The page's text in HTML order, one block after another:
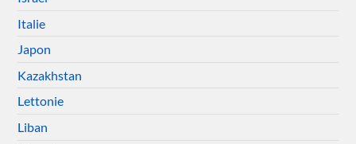
Italie
Japon
Kazakhstan
Lettonie
Liban